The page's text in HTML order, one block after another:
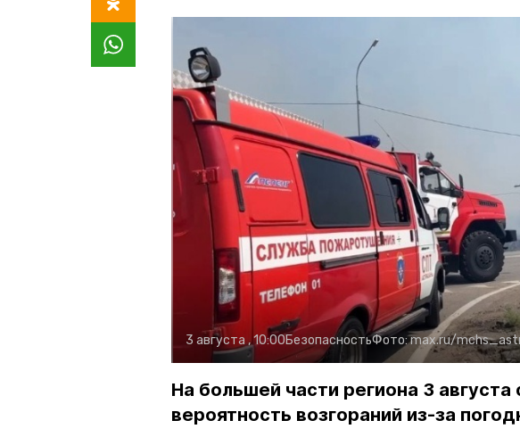
3 августа , 10:00БезопасностьФото:max.ru/
На большей части региона 3
вероятность возгораний из-за